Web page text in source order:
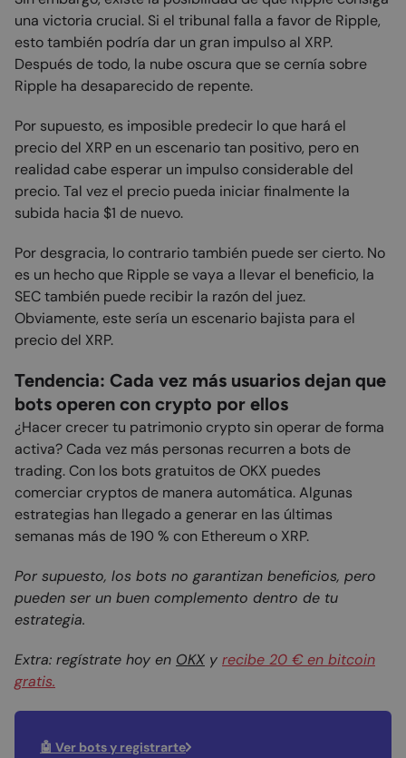
una victoria crucial. Si el tribunal falla a favor de Ripple,
esto también podría dar un gran impulso al XRP.
Después de todo, la nube oscura que se cernía sobre
Ripple ha desaparecido de repente.
Por supuesto, es imposible predecir lo que hará el
precio del XRP en un escenario tan positivo, pero en
realidad cabe esperar un impulso considerable del
precio. Tal vez el precio pueda iniciar finalmente la
subida hacia $1 de nuevo.
Por desgracia, lo contrario también puede ser cierto. No
es un hecho que Ripple se vaya a llevar el beneficio, la
SEC también puede recibir la razón del juez.
Obviamente, este sería un escenario bajista para el
precio del XRP.
Tendencia: Cada vez más usuarios dejan que
bots operen con crypto por ellos
¿Hacer crecer tu patrimonio crypto sin operar de forma
activa? Cada vez más personas recurren a bots de
trading. Con los bots gratuitos de OKX puedes
comerciar cryptos de manera automática. Algunas
estrategias han llegado a generar en las últimas
semanas más de 190 % con Ethereum o XRP.
Por supuesto, los bots no garantizan beneficios, pero
pueden ser un buen complemento dentro de tu
estrategia.
Extra: regístrate hoy en OKX y recibe 20 € en bitcoin
gratis.
🤖 Ver bots y registrarte